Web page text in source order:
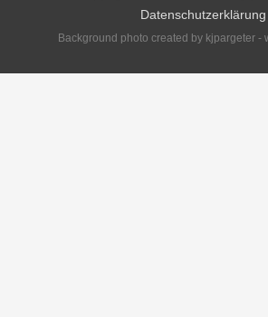
Datenschutzerklärung
Background photo created by kjpargeter -